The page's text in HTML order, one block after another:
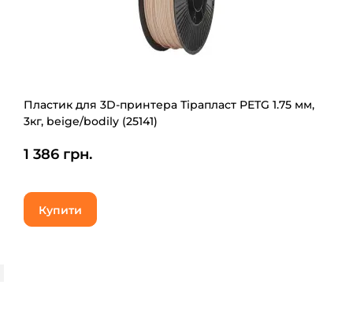
Пластик для 3D-принтера Тірапласт PETG 1.75 мм,
3кг, beige/bodily (25141)
1 386 грн.
Купити